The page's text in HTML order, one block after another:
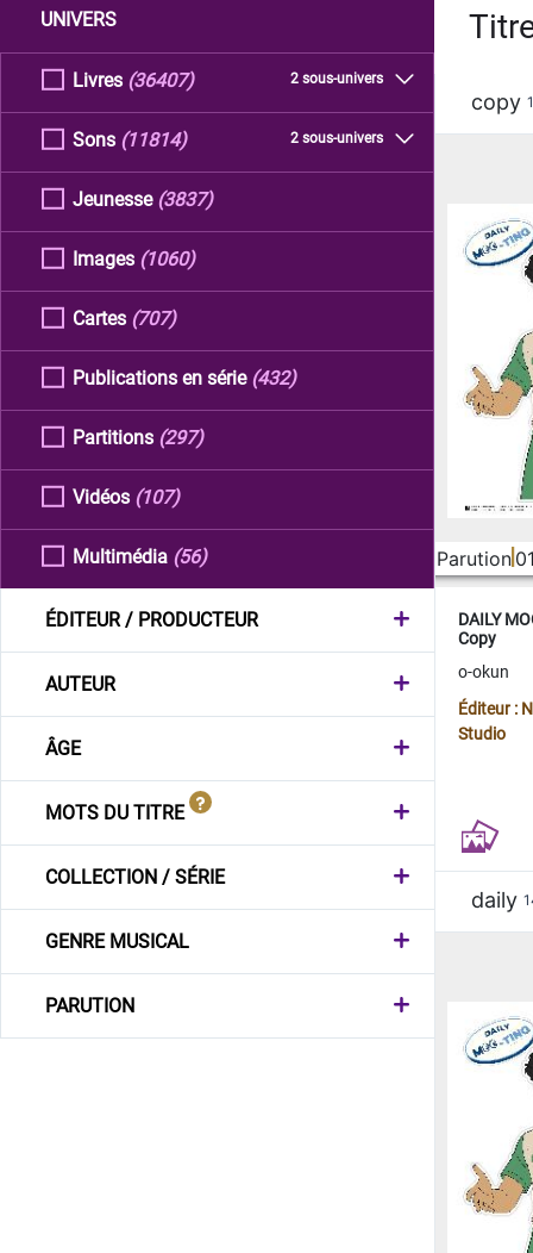
UNIVERS
Livres 2 sous-univers
(36407)
Sons 2 sous-univers
(11814)
Jeunesse (3837)
Images (1060)
Cartes (707)
Publications en série (432)
Partitions (297)
Vidéos (107)
Multimédia (56)
ÉDITEUR / PRODUCTEUR
AUTEUR
ÂGE
MOTS DU TITRE
COLLECTION / SÉRIE
GENRE MUSICAL
PARUTION
copy
Parution
DAILY
Copy
o-okun
Éditeur :
Studio
daily